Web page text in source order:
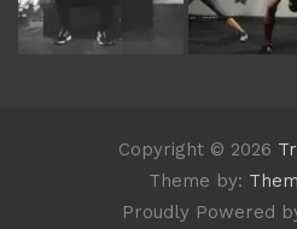
Copyright © 2026
Theme by:
Proudly Powered